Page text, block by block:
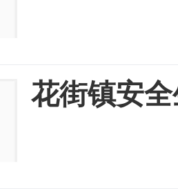
花街镇安